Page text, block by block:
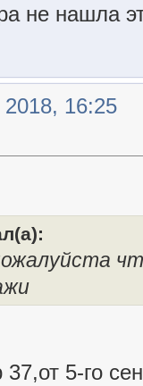
не нашла
16:25
5-го